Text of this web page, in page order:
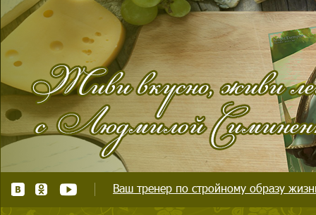
Ваш тренер по стройному образу